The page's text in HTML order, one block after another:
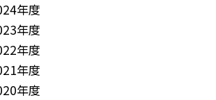
年度
年度
年度
年度
年度